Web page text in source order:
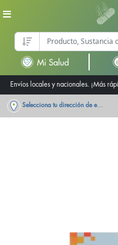
Envíos locales y nacionales. ¡Más
Selecciona tu dirección de entrega